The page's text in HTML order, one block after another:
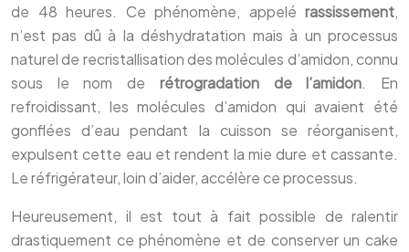
de 48 heures. Ce phénomène, appelé rassissement,
n’est pas dû à la déshydratation mais à un processus
naturel de recristallisation des molécules d’amidon, connu
sous le nom de rétrogradation de l’amidon. En
refroidissant, les molécules d’amidon qui avaient été
gonflées d’eau pendant la cuisson se réorganisent,
expulsent cette eau et rendent la mie dure et cassante.
Le réfrigérateur, loin d’aider, accélère ce processus.
Heureusement, il est tout à fait possible de ralentir
drastiquement ce phénomène et de conserver un cake